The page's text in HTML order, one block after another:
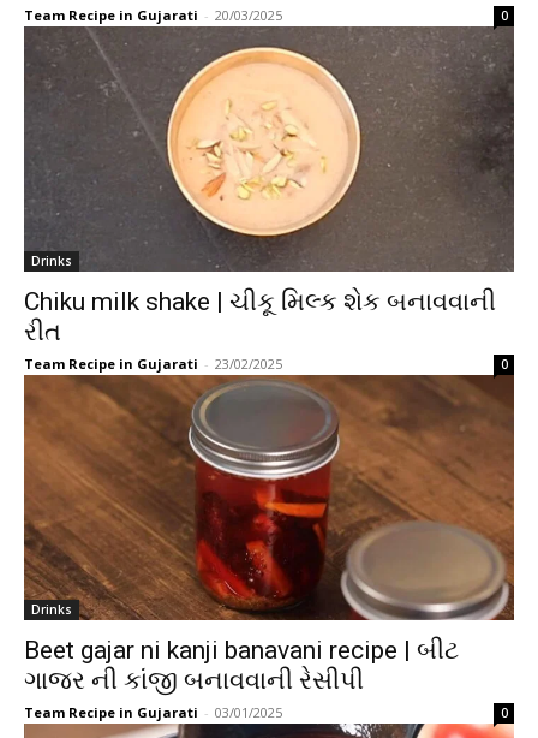
Team Recipe in Gujarati - 20/03/2025 0
Drinks
Chiku milk shake | ચીકૂ મિલ્ક શેક બનાવવાની
રીત
Team Recipe in Gujarati - 23/02/2025 0
Drinks
Beet gajar ni kanji banavani recipe | બીટ
ગાજર ની કાંજી બનાવવાની રેસીપી
Team Recipe in Gujarati - 03/01/2025 0